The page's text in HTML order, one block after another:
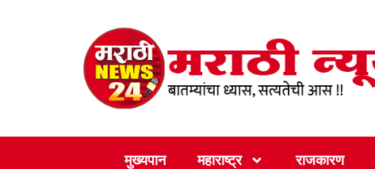
मुख्यपान महाराष्ट्र राजकारण